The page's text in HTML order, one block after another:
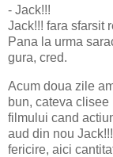
- Jack!!!
Jack!!! fara sfarsit
Pana la urma
gura, cred.
Acum doua zile
bun, cateva
filmului cand
aud din nou
fericire, aici